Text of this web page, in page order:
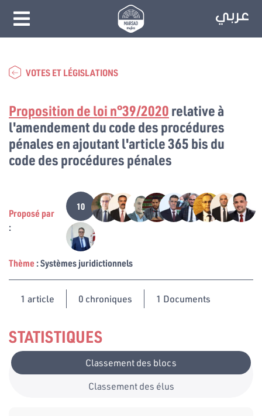
VOTES ET LÉGISLATIONS
STATISTIQUES
Classement des blocs
Classement des élus
Proposition de loi n°39/2020relative à
l'amendement du code des procédures
pénales en ajoutant l'article 365 bis du
code des procédures pénales
Proposé par
:
10
Thème: Systèmes juridictionnels
1 article 0 chroniques 1 Documents